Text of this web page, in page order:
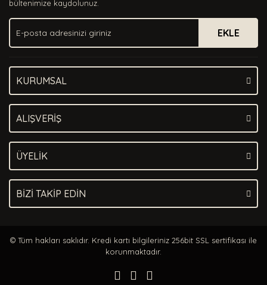
bültenimize kaydolunuz.
EKLE
KURUMSAL
ALIŞVERİŞ
ÜYELİK
BİZİ TAKİP EDİN
© Tüm hakları saklıdır. Kredi kartı bilgileriniz 256bit SSL sertifikası ile
korunmaktadır.